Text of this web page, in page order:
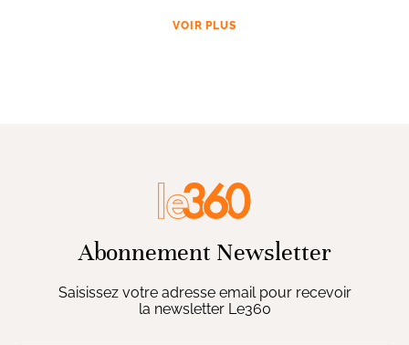
VOIR PLUS
Abonnement Newsletter
Saisissez votre adresse email pour recevoir
la newsletter Le360